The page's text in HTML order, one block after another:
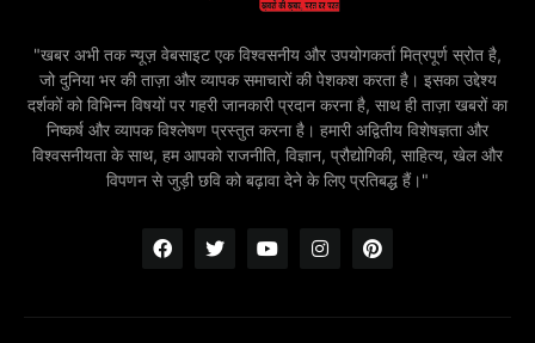
"खबर अभी तक न्यूज़ वेबसाइट एक विश्वसनीय और उपयोगकर्ता मित्रपूर्ण स्रोत है,
जो दुनिया भर की ताज़ा और व्यापक समाचारों की पेशकश करता है। इसका उद्देश्य
दर्शकों को विभिन्न विषयों पर गहरी जानकारी प्रदान करना है, साथ ही ताज़ा खबरों का
निष्कर्ष और व्यापक विश्लेषण प्रस्तुत करना है। हमारी अद्वितीय विशेषज्ञता और
विश्वसनीयता के साथ, हम आपको राजनीति, विज्ञान, प्रौद्योगिकी, साहित्य, खेल और
विपणन से जुड़ी छवि को बढ़ावा देने के लिए प्रतिबद्ध हैं।"